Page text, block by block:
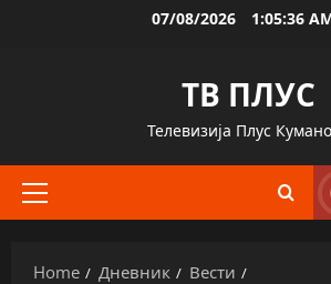
07/08/2026 1:05:37
ТВ ПЛУС
Телевизија Плус
Primary
Home Дневник
Вести